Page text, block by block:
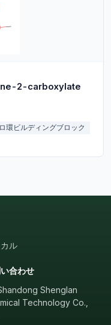
2-carboxylate
環ビルディングブロック
ル
合わせ
Shenglan
Technology Co.,